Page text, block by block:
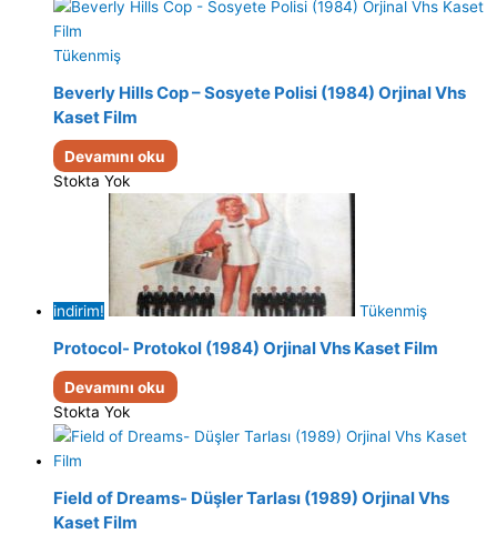
Tükenmiş
Beverly Hills Cop – Sosyete Polisi (1984) Orjinal Vhs
Kaset Film
Devamını oku
Stokta Yok
indirim! Tükenmiş
Protocol- Protokol (1984) Orjinal Vhs Kaset Film
Devamını oku
Stokta Yok
Field of Dreams- Düşler Tarlası (1989) Orjinal Vhs
Kaset Film